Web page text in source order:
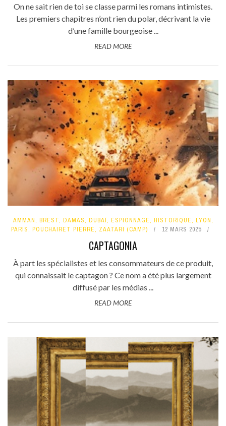
On ne sait rien de toi se classe parmi les romans intimistes.
Les premiers chapitres n’ont rien du polar, décrivant la vie
d’une famille bourgeoise ...
READ MORE
AMMAN, BREST, DAMAS, DUBAÏ, ESPIONNAGE, HISTORIQUE, LYON,
PARIS, POUCHAIRET PIERRE, ZAATARI (CAMP) 12 MARS 2025
CAPTAGONIA
À part les spécialistes et les consommateurs de ce produit,
qui connaissait le captagon ? Ce nom a été plus largement
diffusé par les médias ...
READ MORE